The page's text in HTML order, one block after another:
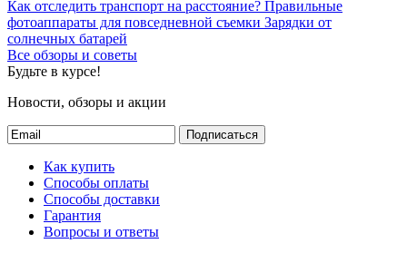
Как отследить транспорт на расстояние? Правильные
фотоаппараты для повседневной съемки Зарядки от
солнечных батарей
Все обзоры и советы
Будьте в курсе!
Новости, обзоры и акции
Подписаться
Как купить
Способы оплаты
Способы доставки
Гарантия
Вопросы и ответы